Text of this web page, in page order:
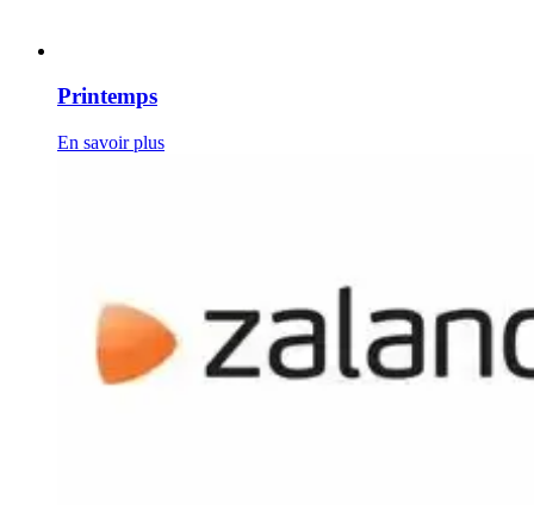
Printemps
En savoir plus